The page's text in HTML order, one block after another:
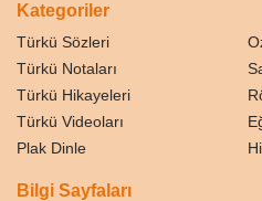
Kategoriler
Türkü Sözleri
Türkü Notaları
Türkü Hikayeleri
Türkü Videoları
Plak Dinle
Bilgi Sayfaları